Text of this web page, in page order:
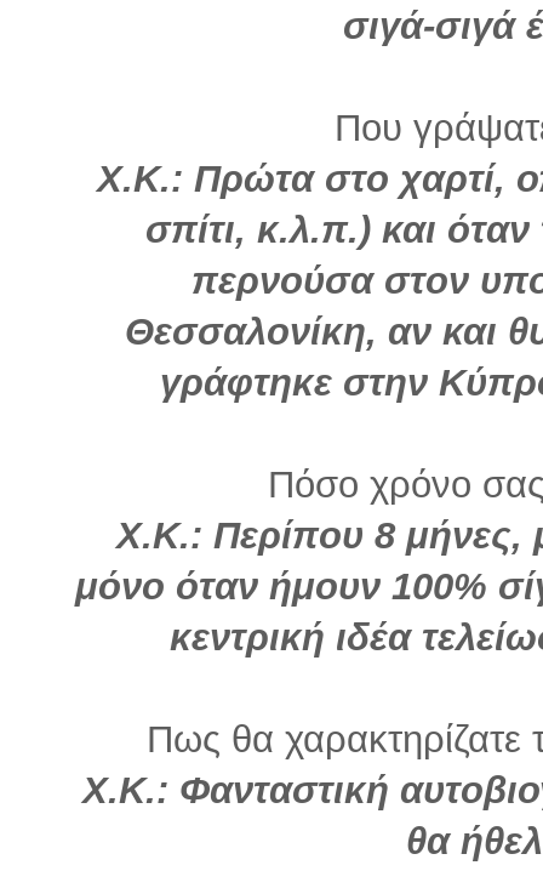
σιγά-σιγά
Που
Χ.Κ.: Πρώτα στο χαρτί,
σπίτι, κ.λ.π.) και
περνούσα στον
Θεσσαλονίκη, αν και
γράφτηκε στην
Πόσο χρόνο
Χ.Κ.: Περίπου 8 μήνες,
μόνο όταν ήμουν 100%
κεντρική ιδέα
Πως θα χαρακτηρίζατε
Χ.Κ.: Φανταστική
θα